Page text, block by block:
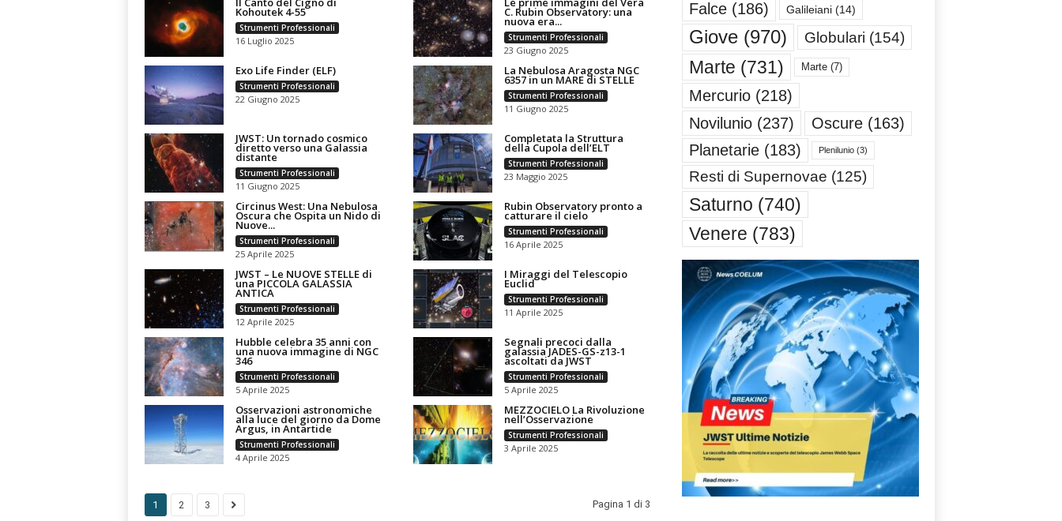
Kohoutek 4-55
Strumenti Professionali
16 Luglio 2025
C. Rubin Observatory: una
nuova era...
Strumenti Professionali
23 Giugno 2025
Exo Life Finder (ELF)
Strumenti Professionali
22 Giugno 2025
La Nebulosa Aragosta NGC
6357 in un MARE di STELLE
Strumenti Professionali
11 Giugno 2025
JWST: Un tornado cosmico
diretto verso una Galassia
distante
Strumenti Professionali
11 Giugno 2025
Completata la Struttura
della Cupola dell’ELT
Strumenti Professionali
23 Maggio 2025
Circinus West: Una Nebulosa
Oscura che Ospita un Nido di
Nuove...
Strumenti Professionali
25 Aprile 2025
Rubin Observatory pronto a
catturare il cielo
Strumenti Professionali
16 Aprile 2025
JWST – Le NUOVE STELLE di
una PICCOLA GALASSIA
ANTICA
Strumenti Professionali
12 Aprile 2025
I Miraggi del Telescopio
Euclid
Strumenti Professionali
11 Aprile 2025
Hubble celebra 35 anni con
una nuova immagine di NGC
346
Strumenti Professionali
5 Aprile 2025
Segnali precoci dalla
galassia JADES-GS-z13-1
ascoltati da JWST
Strumenti Professionali
5 Aprile 2025
Osservazioni astronomiche
alla luce del giorno da Dome
Argus, in Antartide
Strumenti Professionali
4 Aprile 2025
MEZZOCIELO La Rivoluzione
nell’Osservazione
Strumenti Professionali
3 Aprile 2025
1 2 3 Pagina 1 di 3
Falce(186) Galileiani(14)
Giove(970) Globulari (154)
Marte (731) Marte(7)
Mercurio(218)
Novilunio(237) Oscure(163)
Planetarie(183) Plenilunio(3)
Resti di Supernovae (125)
Saturno (740)
Venere (783)